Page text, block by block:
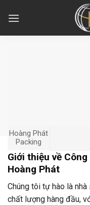
Hoàng Phát
Packing
Giới thiệu về
Hoàng Phát
Chúng tôi tự hào là
chất lượng hàng đầu,